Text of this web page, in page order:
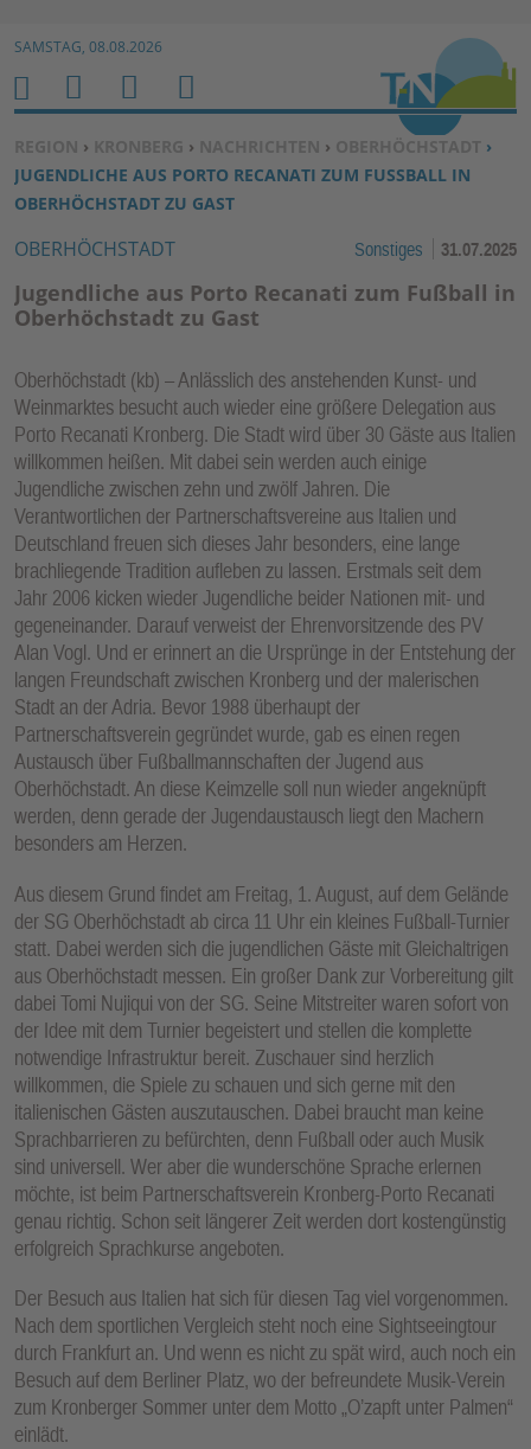
Zum Inhalt springen ↓
SAMSTAG, 08.08.2026
SIE BEFINDEN SICH HIER:
REGION › KRONBERG › NACHRICHTEN › OBERHÖCHSTADT ›
JUGENDLICHE AUS PORTO RECANATI ZUM FUSSBALL IN O
BERHÖCHSTADT ZU GAST
OBERHÖCHSTADT Sonstiges 31.07.2025
Jugendliche aus Porto Recanati zum Fußball in
Oberhöchstadt zu Gast
Oberhöchstadt (kb) – Anlässlich des anstehenden Kunst- und
Weinmarktes besucht auch wieder eine größere Delegation aus
Porto Recanati Kronberg. Die Stadt wird über 30 Gäste aus Italien
willkommen heißen. Mit dabei sein werden auch einige
Jugendliche zwischen zehn und zwölf Jahren. Die
Verantwortlichen der Partnerschaftsvereine aus Italien und
Deutschland freuen sich dieses Jahr besonders, eine lange
brachliegende Tradition aufleben zu lassen. Erstmals seit dem
Jahr 2006 kicken wieder Jugendliche beider Nationen mit- und
gegeneinander. Darauf verweist der Ehrenvorsitzende des PV
Alan Vogl. Und er erinnert an die Ursprünge in der Entstehung der
langen Freundschaft zwischen Kronberg und der malerischen
Stadt an der Adria. Bevor 1988 überhaupt der
Partnerschaftsverein gegründet wurde, gab es einen regen
Austausch über Fußballmannschaften der Jugend aus
Oberhöchstadt. An diese Keimzelle soll nun wieder angeknüpft
werden, denn gerade der Jugendaustausch liegt den Machern
besonders am Herzen.
Aus diesem Grund findet am Freitag, 1. August, auf dem Gelände
der SG Oberhöchstadt ab circa 11 Uhr ein kleines Fußball-Turnier
statt. Dabei werden sich die jugendlichen Gäste mit Gleichaltrigen
aus Oberhöchstadt messen. Ein großer Dank zur Vorbereitung gilt
dabei Tomi Nujiqui von der SG. Seine Mitstreiter waren sofort von
der Idee mit dem Turnier begeistert und stellen die komplette
notwendige Infrastruktur bereit. Zuschauer sind herzlich
willkommen, die Spiele zu schauen und sich gerne mit den
italienischen Gästen auszutauschen. Dabei braucht man keine
Sprachbarrieren zu befürchten, denn Fußball oder auch Musik
sind universell. Wer aber die wunderschöne Sprache erlernen
möchte, ist beim Partnerschaftsverein Kronberg-Porto Recanati
genau richtig. Schon seit längerer Zeit werden dort kostengünstig
erfolgreich Sprachkurse angeboten.
Der Besuch aus Italien hat sich für diesen Tag viel vorgenommen.
Nach dem sportlichen Vergleich steht noch eine Sightseeingtour
durch Frankfurt an. Und wenn es nicht zu spät wird, auch noch ein
Besuch auf dem Berliner Platz, wo der befreundete Musik-Verein
zum Kronberger Sommer unter dem Motto „O’zapft unter Palmen“
einlädt.
H
O
M
E
M
E
N
U
S
U
C
H
E
N
B
E
N
U
E
R
U
N
K
TI
O
N
E
N